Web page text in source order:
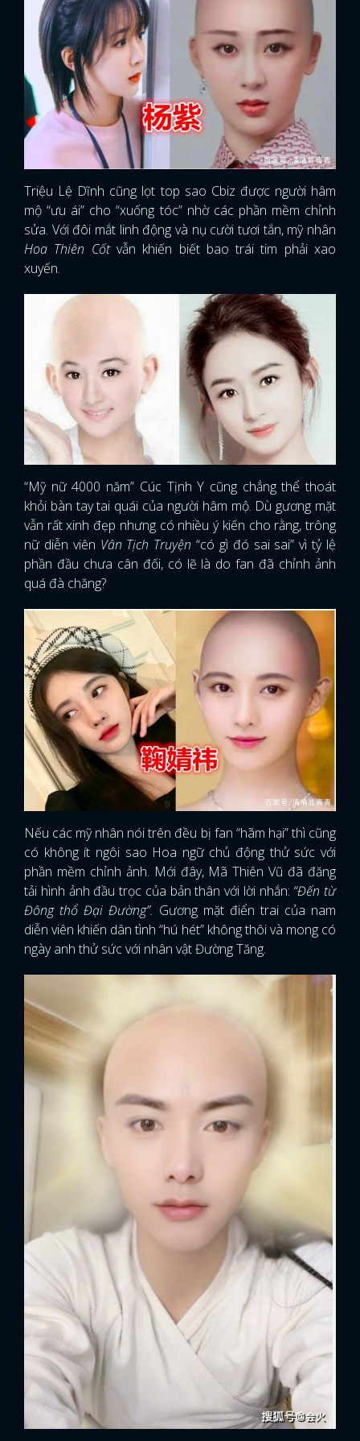
Triệu Lệ Dĩnh cũng lọt top sao Cbiz được người hâm
mộ “ưu ái” cho “xuống tóc” nhờ các phần mềm chỉnh
sửa. Với đôi mắt linh động và nụ cười tươi tắn, mỹ nhân
Hoa Thiên Cốtvẫn khiến biết bao trái tim phải xao
xuyến.
“Mỹ nữ 4000 năm” Cúc Tịnh Y cũng chẳng thể thoát
khỏi bàn tay tai quái của người hâm mộ. Dù gương mặt
vẫn rất xinh đẹp nhưng có nhiều ý kiến cho rằng, trông
nữ diễn viên Vân Tịch Truyện “có gì đó sai sai” vì tỷ lệ
phần đầu chưa cân đối, có lẽ là do fan đã chỉnh ảnh
quá đà chăng?
Nếu các mỹ nhân nói trên đều bị fan “hãm hại” thì cũng
có không ít ngôi sao Hoa ngữ chủ động thử sức với
phần mềm chỉnh ảnh. Mới đây, Mã Thiên Vũ đã đăng
tải hình ảnh đầu trọc của bản thân với lời nhắn: “Đến từ
Đông thổ Đại Đường”. Gương mặt điển trai của nam
diễn viên khiến dân tình “hú hét” không thôi và mong có
ngày anh thử sức với nhân vật Đường Tăng.